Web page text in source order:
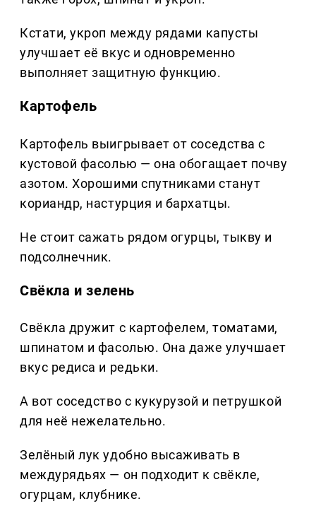
Кстати, укроп между рядами капусты
улучшает её вкус и одновременно
выполняет защитную функцию.
Картофель
Картофель выигрывает от соседства с
кустовой фасолью — она обогащает почву
азотом. Хорошими спутниками станут
кориандр, настурция и бархатцы.
Не стоит сажать рядом огурцы, тыкву и
подсолнечник.
Свёкла и зелень
Свёкла дружит с картофелем, томатами,
шпинатом и фасолью. Она даже улучшает
вкус редиса и редьки.
А вот соседство с кукурузой и петрушкой
для неё нежелательно.
Зелёный лук удобно высаживать в
междурядьях — он подходит к свёкле,
огурцам, клубнике.